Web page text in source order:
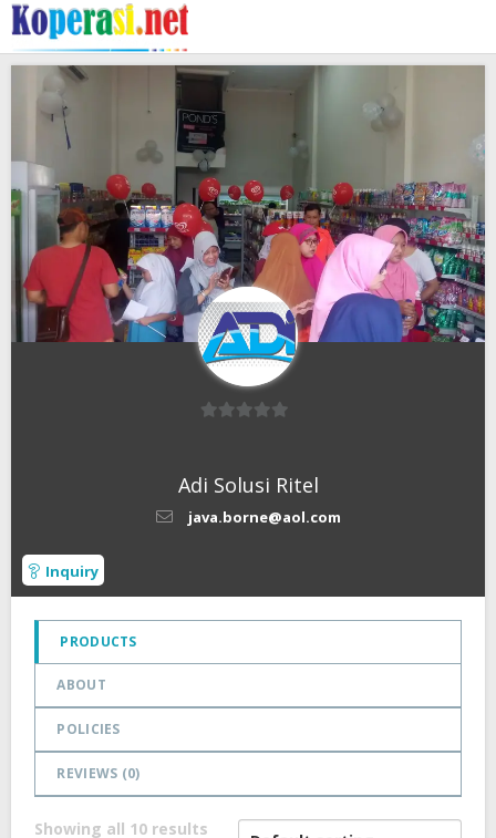
Skip
to
content
of
Adi Solusi Ritel
java.borne@aol.com
Inquiry
PRODUCTS
ABOUT
POLICIES
REVIEWS (0)
Showing all 10 results